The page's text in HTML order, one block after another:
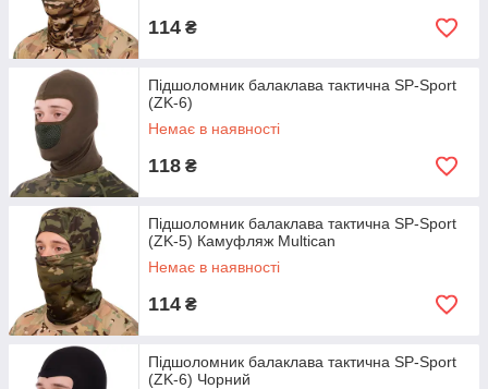
114 ₴
Підшоломник балаклава тактична SP-Sport
(ZK-6)
Немає в наявності
118 ₴
Підшоломник балаклава тактична SP-Sport
(ZK-5) Камуфляж Multican
Немає в наявності
114 ₴
Підшоломник балаклава тактична SP-Sport
(ZK-6) Чорний